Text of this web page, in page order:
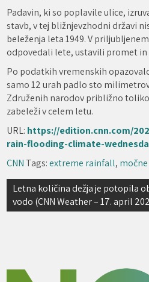
Padavin, ki so poplavile ulice,
stavb, v tej bližnjevzhodni državi
beleženja leta 1949. V
odpovedali lete, ustavili promet in
Po podatkih vremenskih
samo 12 urah padlo sto
Združenih narodov približno
zabeleži v celem letu.
URL: https://edition.cnn.com/
rain-flooding-climate-
CNN Tags:extreme rainfall,
Navigacija
prispevka
Letna količina dežja je potopila
vodo (CNN Weather – 17. april